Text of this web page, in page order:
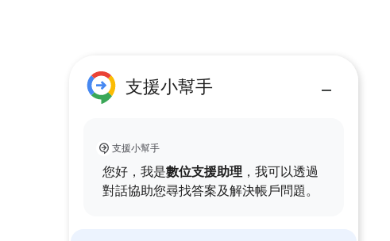
支援小幫手
支援小幫手
您好，我是數位支援助理 ，我可以透過
對話協助您尋找答案及解決帳戶問題。